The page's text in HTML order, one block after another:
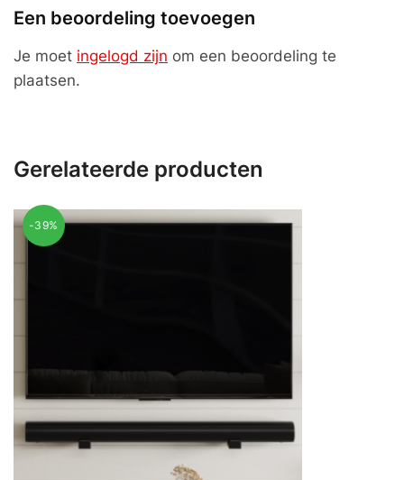
Een beoordeling toevoegen
Je moet ingelogd zijn om een beoordeling te
plaatsen.
Gerelateerde producten
-39%